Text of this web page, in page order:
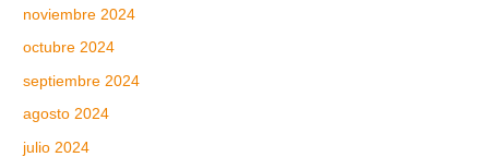
noviembre 2024
octubre 2024
septiembre 2024
agosto 2024
julio 2024